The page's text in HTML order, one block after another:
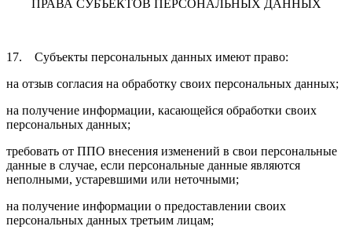
ПРАВА СУБЪЕКТОВ ПЕРСОНАЛЬНЫХ ДАННЫХ
17. Субъекты персональных данных имеют право:
на отзыв согласия на обработку своих персональных данных;
на получение информации, касающейся обработки своих
персональных данных;
требовать от ППО внесения изменений в свои персональные
данные в случае, если персональные данные являются
неполными, устаревшими или неточными;
на получение информации о предоставлении своих
персональных данных третьим лицам;